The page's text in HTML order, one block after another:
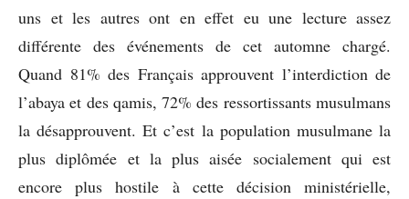
uns et les autres ont en effet eu une lecture assez
différente des événements de cet automne chargé.
Quand 81% des Français approuvent l’interdiction de
l’abaya et des qamis, 72% des ressortissants musulmans
la désapprouvent. Et c’est la population musulmane la
plus diplômée et la plus aisée socialement qui est
encore plus hostile à cette décision ministérielle,